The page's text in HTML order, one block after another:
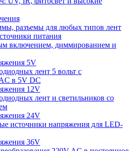
разъемы для любых типов лент
питания
включением, диммированием и
5V
лент 5 вольт с
в 5V DC
12V
лент и светильников со
24V
источники напряжения для LED-
36V